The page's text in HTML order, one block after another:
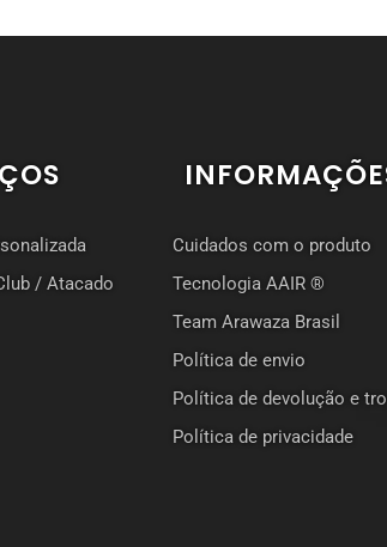
/ Atacado
Cuidados com o produto
Tecnologia AAIR ®
Team Arawaza Brasil
Política de envio
Política de devolução e
Política de privacidade